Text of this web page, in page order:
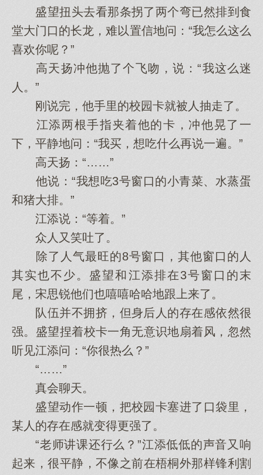
盛望扭头去看那条拐了两个弯已然排到食
堂大门口的长龙，难以置信地问：“我怎么这么
喜欢你呢？”
高天扬冲他抛了个飞吻，说：“我这么迷
人。”
刚说完，他手里的校园卡就被人抽走了。
江添两根手指夹着他的卡，冲他晃了一
下，平静地问：“我买，想吃什么再说一遍。”
高天扬：“……”
他说：“我想吃3号窗口的小青菜、水蒸蛋
和猪大排。”
江添说：“等着。”
众人又笑吐了。
除了人气最旺的8号窗口，其他窗口的人
其实也不少。盛望和江添排在3号窗口的末
尾，宋思锐他们也嘻嘻哈哈地跟上来了。
队伍并不拥挤，但身后人的存在感依然很
强。盛望捏着校卡一角无意识地扇着风，忽然
听见江添问：“你很热么？”
“……”
真会聊天。
盛望动作一顿，把校园卡塞进了口袋里，
某人的存在感就变得更强了。
“老师讲课还行么？”江添低低的声音又响
起来，很平静，不像之前在梧桐外那样锋利割